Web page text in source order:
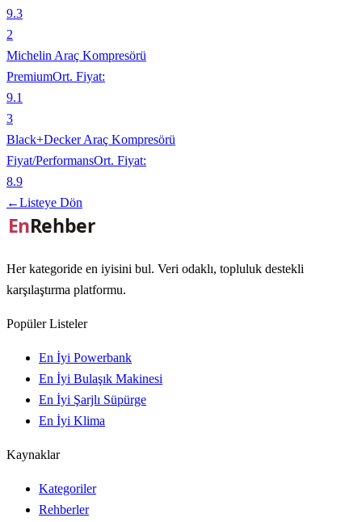
9.3
2
Michelin Araç Kompresörü
PremiumOrt. Fiyat:
9.1
3
Black+Decker Araç Kompresörü
Fiyat/PerformansOrt. Fiyat:
8.9
←Listeye Dön
Her kategoride en iyisini bul. Veri odaklı, topluluk destekli
karşılaştırma platformu.
Popüler Listeler
En İyi Powerbank
En İyi Bulaşık Makinesi
En İyi Şarjlı Süpürge
En İyi Klima
Kaynaklar
Kategoriler
Rehberler